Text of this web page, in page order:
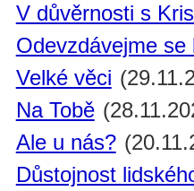
V důvěrnosti s
Odevzdávejme se
Velké věci
Na Tobě
Ale u nás?
Důstojnost